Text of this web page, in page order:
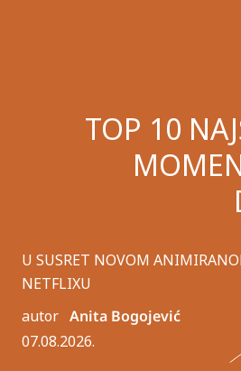
TOP 10
U SUSRET NOVOM
NETFLIXU
autor Anita Bogojević
07.08.2026.